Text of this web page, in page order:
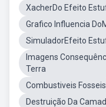
XacherDo Efeito
Grafico Influencia
SimuladorEfeito
Imagens
Terra
Combustiveis Fosseis
Destruição Da